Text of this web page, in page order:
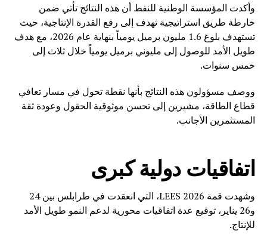
وأكدت المؤسسة الوطنية للنفط أن هذه النتائج تأتي ضمن
خارطة طريق استراتيجية تهدف إلى رفع القدرة الإنتاجية، حيث
تستهدف بلوغ 1.6 مليون برميل يومياً بنهاية عام 2026، مع هدف
طويل الأمد للوصول إلى مليوني برميل يومياً خلال ثلاث إلى
خمس سنوات.
ووصف مسؤولون هذه النتائج بأنها نقطة تحول في مسار تعافي
قطاع الطاقة، مشيرين إلى تحسن موثوقية الحقول وعودة ثقة
المستثمرين الأجانب.
اتفاقيات دولية كبرى
وشهدت قمة LEES 2026، التي انعقدت في طرابلس بين 24
و26 يناير، توقيع عدة اتفاقيات محورية لدعم النمو طويل الأمد
للإنتاج.